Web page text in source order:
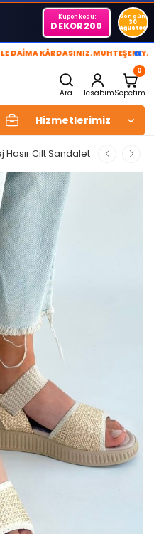
Kupon kodu:
DEKOR200
Son gün
30
Ağustos
KÂRDASINIZ.MUHTEŞEM «
Ara Hesabım
0
Sepetim
Hizmetlerimiz
Hasır Cilt Sandalet